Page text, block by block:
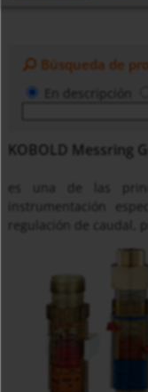
Búsqueda de
KOBOLD Messring
instrumentación
regulación de caudal,